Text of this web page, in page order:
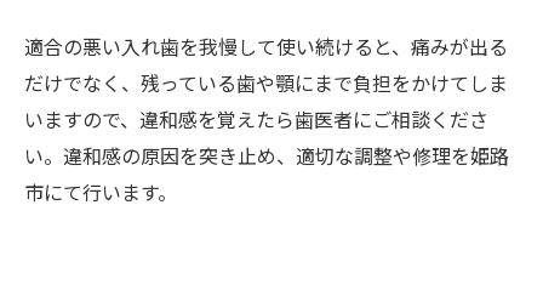
適合の悪い入れ歯を我慢して使い続けると、痛みが出る
だけでなく、残っている歯や顎にまで負担をかけてしま
いますので、違和感を覚えたら歯医者にご相談くださ
い。違和感の原因を突き止め、適切な調整や修理を姫路
市にて行います。